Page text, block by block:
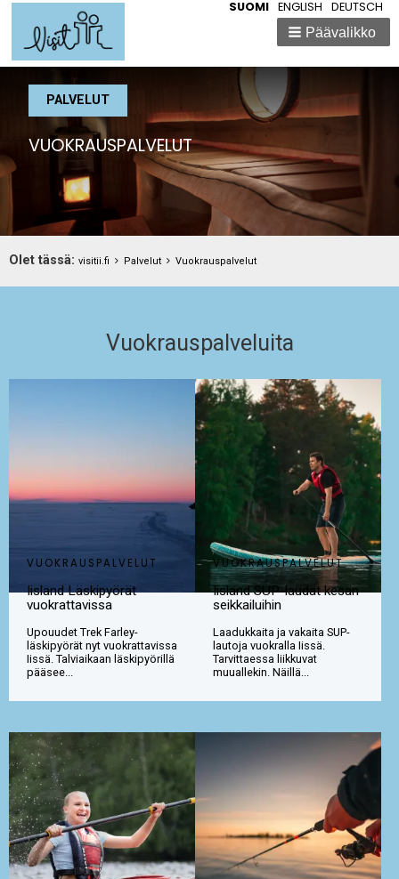
Päävalikko
ENGLISH
SUOMI DEUTSCH
PALVELUT
VUOKRAUSPALVELUT
Breadcrumbs
You
Olet tässä: visitii.fi Palvelut Vuokrauspalvelut
Vuokrauspalveluita
VUOKRAUSPALVELUT
Iisland Läskipyörät
vuokrattavissa
Upouudet Trek Farley-
läskipyörät nyt vuokrattavissa
Iissä. Talviaikaan läskipyörillä
pääsee...
VUOKRAUSPALVELUT
Iisland SUP-laudat kesän
seikkailuihin
Laadukkaita ja vakaita SUP-
lautoja vuokralla Iissä.
Tarvittaessa liikkuvat
muuallekin. Näillä...